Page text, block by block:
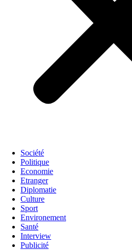
Société
Politique
Economie
Etranger
Diplomatie
Culture
Sport
Environement
Santé
Interview
Publicité